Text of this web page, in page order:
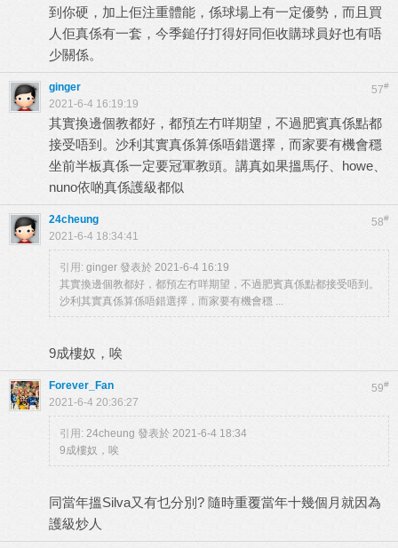
到你硬，加上佢注重體能，係球場上有一定優勢，而且買
人佢真係有一套，今季鎚仔打得好同佢收購球員好也有唔
少關係。
57#
ginger
2021-6-4 16:19:19
其實換邊個教都好，都預左冇咩期望，不過肥賓真係點都
接受唔到。沙利其實真係算係唔錯選擇，而家要有機會穩
坐前半板真係一定要冠軍教頭。講真如果搵馬仔、howe、
nuno依啲真係護級都似
58#
24cheung
2021-6-4 18:34:41
引用: ginger 發表於 2021-6-4 16:19
其實換邊個教都好，都預左冇咩期望，不過肥賓真係點都接受唔到。
沙利其實真係算係唔錯選擇，而家要有機會穩 ...
9成樓奴，唉
59#
Forever_Fan
2021-6-4 20:36:27
引用: 24cheung 發表於 2021-6-4 18:34
9成樓奴，唉
同當年搵Silva又有乜分別? 隨時重覆當年十幾個月就因為
護級炒人